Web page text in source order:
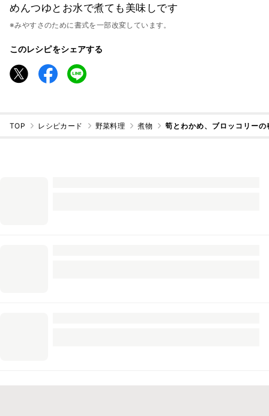
めんつゆとお水で煮ても美味しです
※みやすさのために書式を一部改変しています。
このレシピをシェアする
TOP レシピカード 野菜料理 煮物 筍とわかめ、ブロッコリー